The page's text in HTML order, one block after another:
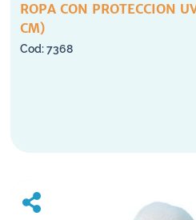
ROPA CON PROTECCION
CM)
7368